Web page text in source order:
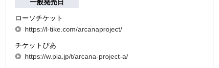
一般発売日
ローソチケット
https://l-tike.com/arcanaproject/
チケットぴあ
https://w.pia.jp/t/arcana-project-a/